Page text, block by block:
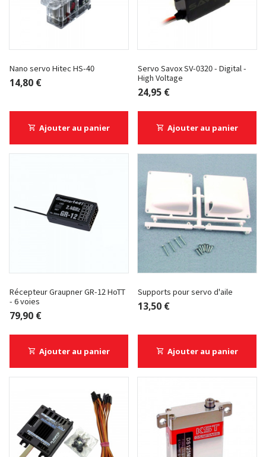
Nano servo Hitec HS-40
14,80 €
Ajouter au panier
Servo Savox SV-0320 - Digital -
High Voltage
24,95 €
Ajouter au panier
Récepteur Graupner GR-12 HoTT
- 6 voies
79,90 €
Ajouter au panier
Supports pour servo d'aile
13,50 €
Ajouter au panier